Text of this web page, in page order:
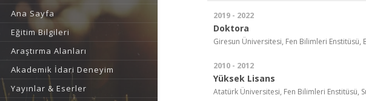
Ana Sayfa
Eğitim Bilgileri
Araştırma Alanları
Akademik İdari Deneyim
Yayınlar & Eserler
2019 - 2022
Doktora
Giresun Üniversitesi, Fen Bilimleri Enstitüsü,
2010 - 2012
Yüksek Lisans
Atatürk Üniversitesi, Fen Bilimleri Enstitüsü,